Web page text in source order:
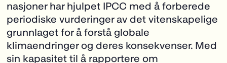
nasjoner har hjulpet IPCC med å forberede
periodiske vurderinger av det vitenskapelige
grunnlaget for å forstå globale
klimaendringer og deres konsekvenser. Med
sin kapasitet til å rapportere om